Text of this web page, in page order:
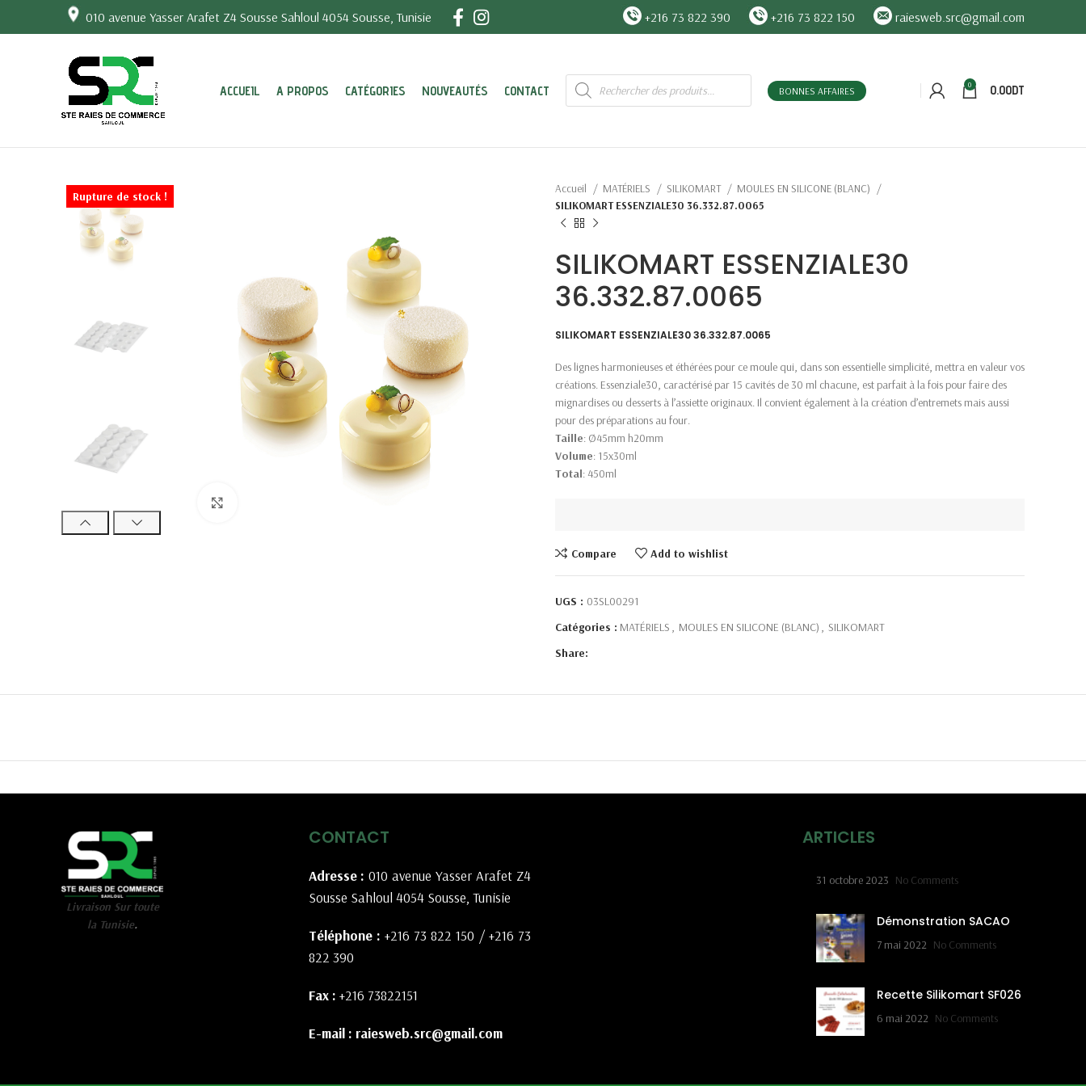
010 avenue Yasser Arafet Z4 Sousse Sahloul 4054 Sousse, Tunisie +216 73 822 390 +216 73 822 150 raiesweb.src@gmail.com
ACCUEIL A PROPOS CATÉGORIES NOUVEAUTÉS CONTACT
Recherche
de
produits
BONNES AFFAIRES
0 0.00DT
Rupture de stock !
Accueil MATÉRIELS SILIKOMART
MOULES EN SILICONE (BLANC)
SILIKOMART ESSENZIALE30 36.332.87.0065
SILIKOMART ESSENZIALE30
36.332.87.0065
SILIKOMART ESSENZIALE30 36.332.87.0065
Des lignes harmonieuses et éthérées pour ce moule qui, dans son essentielle simplicité, mettra en valeur vos
créations. Essenziale30, caractérisé par 15 cavités de 30 ml chacune, est parfait à la fois pour faire des
mignardises ou desserts à l’assiette originaux. Il convient également à la création d’entremets mais aussi
pour des préparations au four.
Taille: Ø45mm h20mm
Volume: 15x30ml
Total: 450ml
Compare Add to wishlist
UGS : 03SL00291
Catégories : MATÉRIELS , MOULES EN SILICONE (BLANC) , SILIKOMART
Share:
Livraison Sur toute
la Tunisie.
CONTACT
Adresse : 010 avenue Yasser Arafet Z4
Sousse Sahloul 4054 Sousse, Tunisie
Téléphone : +216 73 822 150 /+216 73
822 390
Fax : +216 73822151
E-mail : raiesweb.src@gmail.com
ARTICLES
31 octobre 2023 No Comments
Démonstration SACAO
7 mai 2022 No Comments
Recette Silikomart SF026
6 mai 2022 No Comments